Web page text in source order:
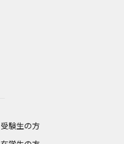
受験生の方